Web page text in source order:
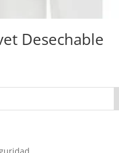
Desechable